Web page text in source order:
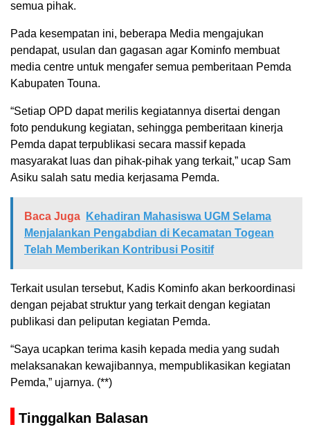
semua pihak.
Pada kesempatan ini, beberapa Media mengajukan
pendapat, usulan dan gagasan agar Kominfo membuat
media centre untuk mengafer semua pemberitaan Pemda
Kabupaten Touna.
“Setiap OPD dapat merilis kegiatannya disertai dengan
foto pendukung kegiatan, sehingga pemberitaan kinerja
Pemda dapat terpublikasi secara massif kepada
masyarakat luas dan pihak-pihak yang terkait,” ucap Sam
Asiku salah satu media kerjasama Pemda.
Baca Juga
Kehadiran Mahasiswa UGM Selama
Menjalankan Pengabdian di Kecamatan Togean
Telah Memberikan Kontribusi Positif
Terkait usulan tersebut, Kadis Kominfo akan berkoordinasi
dengan pejabat struktur yang terkait dengan kegiatan
publikasi dan peliputan kegiatan Pemda.
“Saya ucapkan terima kasih kepada media yang sudah
melaksanakan kewajibannya, mempublikasikan kegiatan
Pemda,” ujarnya. (**)
Tinggalkan Balasan